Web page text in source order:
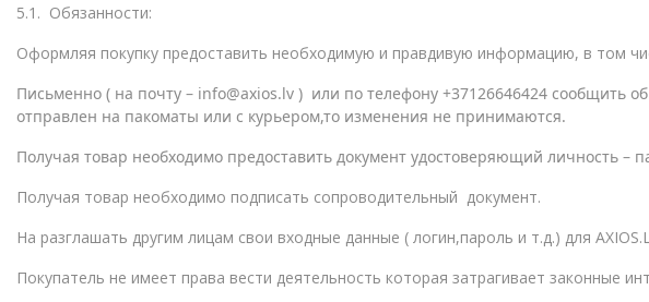
5.1. Обязанности:
Оформляя покупку предоставить необходимую и правдивую информацию, в том
Письменно ( на почту – info@axios.lv ) или по телефону +37126646424 сообщить
отправлен на пакоматы или с курьером,то изменения не принимаются.
Получая товар необходимо предоставить документ удостоверяющий личность –
Получая товар необходимо подписать сопроводительный документ.
На разглашать другим лицам свои входные данные ( логин,пароль и т.д.) для
Покупатель не имеет права вести деятельность которая затрагивает законные